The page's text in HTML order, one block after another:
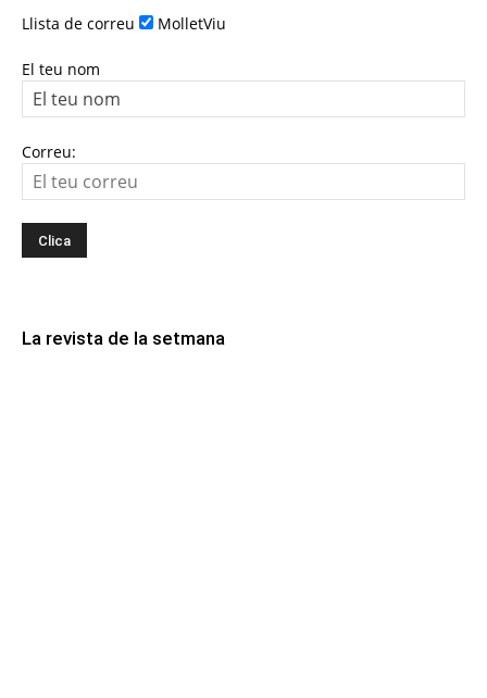
Llista de correu MolletViu
El teu nom
Correu:
La revista de la setmana